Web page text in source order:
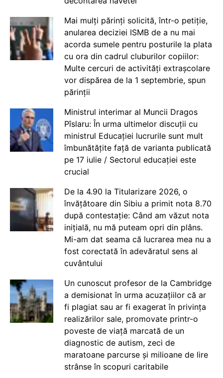
Mai mulți părinți solicită, într-o petiție,
anularea deciziei ISMB de a nu mai
acorda sumele pentru posturile la plata
cu ora din cadrul cluburilor copiilor:
Multe cercuri de activități extrașcolare
vor dispărea de la 1 septembrie, spun
părinții
Ministrul interimar al Muncii Dragos
Pîslaru: În urma ultimelor discuții cu
ministrul Educației lucrurile sunt mult
îmbunătățite față de varianta publicată
pe 17 iulie / Sectorul educației este
crucial
De la 4.90 la Titularizare 2026, o
învățătoare din Sibiu a primit nota 8.70
după contestație: Când am văzut nota
inițială, nu mă puteam opri din plâns.
Mi-am dat seama că lucrarea mea nu a
fost corectată în adevăratul sens al
cuvântului
Un cunoscut profesor de la Cambridge
a demisionat în urma acuzațiilor că ar
fi plagiat sau ar fi exagerat în privința
realizărilor sale, promovate printr-o
poveste de viață marcată de un
diagnostic de autism, zeci de
maratoane parcurse și milioane de lire
strânse în scopuri caritabile